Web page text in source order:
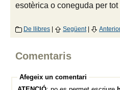
esotèrica o coneguda per
De llibres | Següent|
Comentaris
Afegeix un comentari